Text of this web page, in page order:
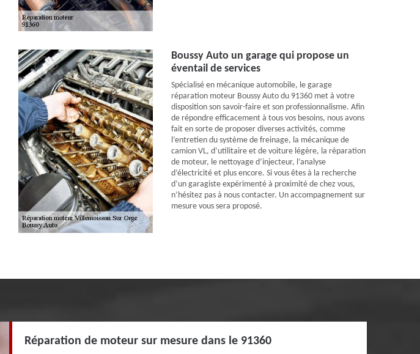
Boussy Auto un garage qui propose un
éventail de services
Spécialisé en mécanique automobile, le garage
réparation moteur Boussy Auto du 91360 met à votre
disposition son savoir-faire et son professionnalisme. Afin
de répondre efficacement à tous vos besoins, nous avons
fait en sorte de proposer diverses activités, comme
l’entretien du système de freinage, la mécanique de
camion VL, d’utilitaire et de voiture légère, la réparation
de moteur, le nettoyage d’injecteur, l’analyse
d’électricité et plus encore. Si vous êtes à la recherche
d’un garagiste expérimenté à proximité de chez vous,
n’hésitez pas à nous contacter. Un accompagnement sur
mesure vous sera proposé.
Réparation de moteur sur mesure dans le 91360